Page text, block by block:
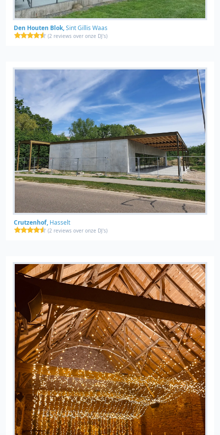
Den Houten Blok,Sint Gillis Waas
(2 reviews over onze DJ's)
Crutzenhof, Hasselt
(2 reviews over onze DJ's)